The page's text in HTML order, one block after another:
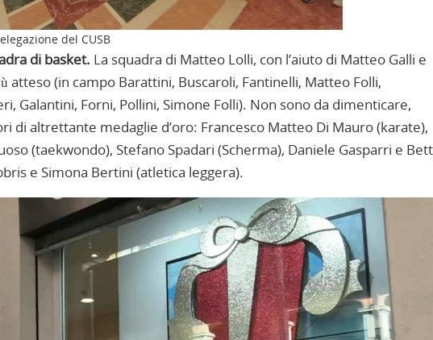
del CUSB
di basket. La squadra di Matteo Lolli, con l’aiuto di Matteo Galli e
atteso (in campo Barattini, Buscaroli, Fantinelli, Matteo Folli,
Galantini, Forni, Pollini, Simone Folli). Non sono da dimenticare,
di altrettante medaglie d’oro: Francesco Matteo Di Mauro (karate),
(taekwondo), Stefano Spadari (Scherma), Daniele Gasparri e
e Simona Bertini (atletica leggera).